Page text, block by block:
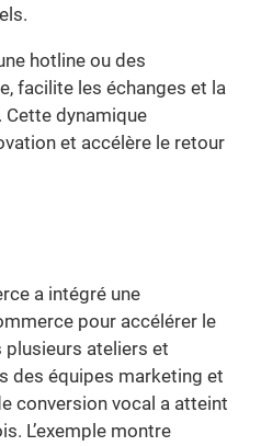
hotline ou des
facilite les échanges et la
dynamique
et accélère le retour
a intégré une
pour accélérer le
plusieurs ateliers et
des équipes marketing et
conversion vocal a atteint
L’exemple montre